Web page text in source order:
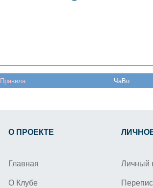
Правила ЧаВо
О ПРОЕКТЕ
Главная
О Клубе
Личный